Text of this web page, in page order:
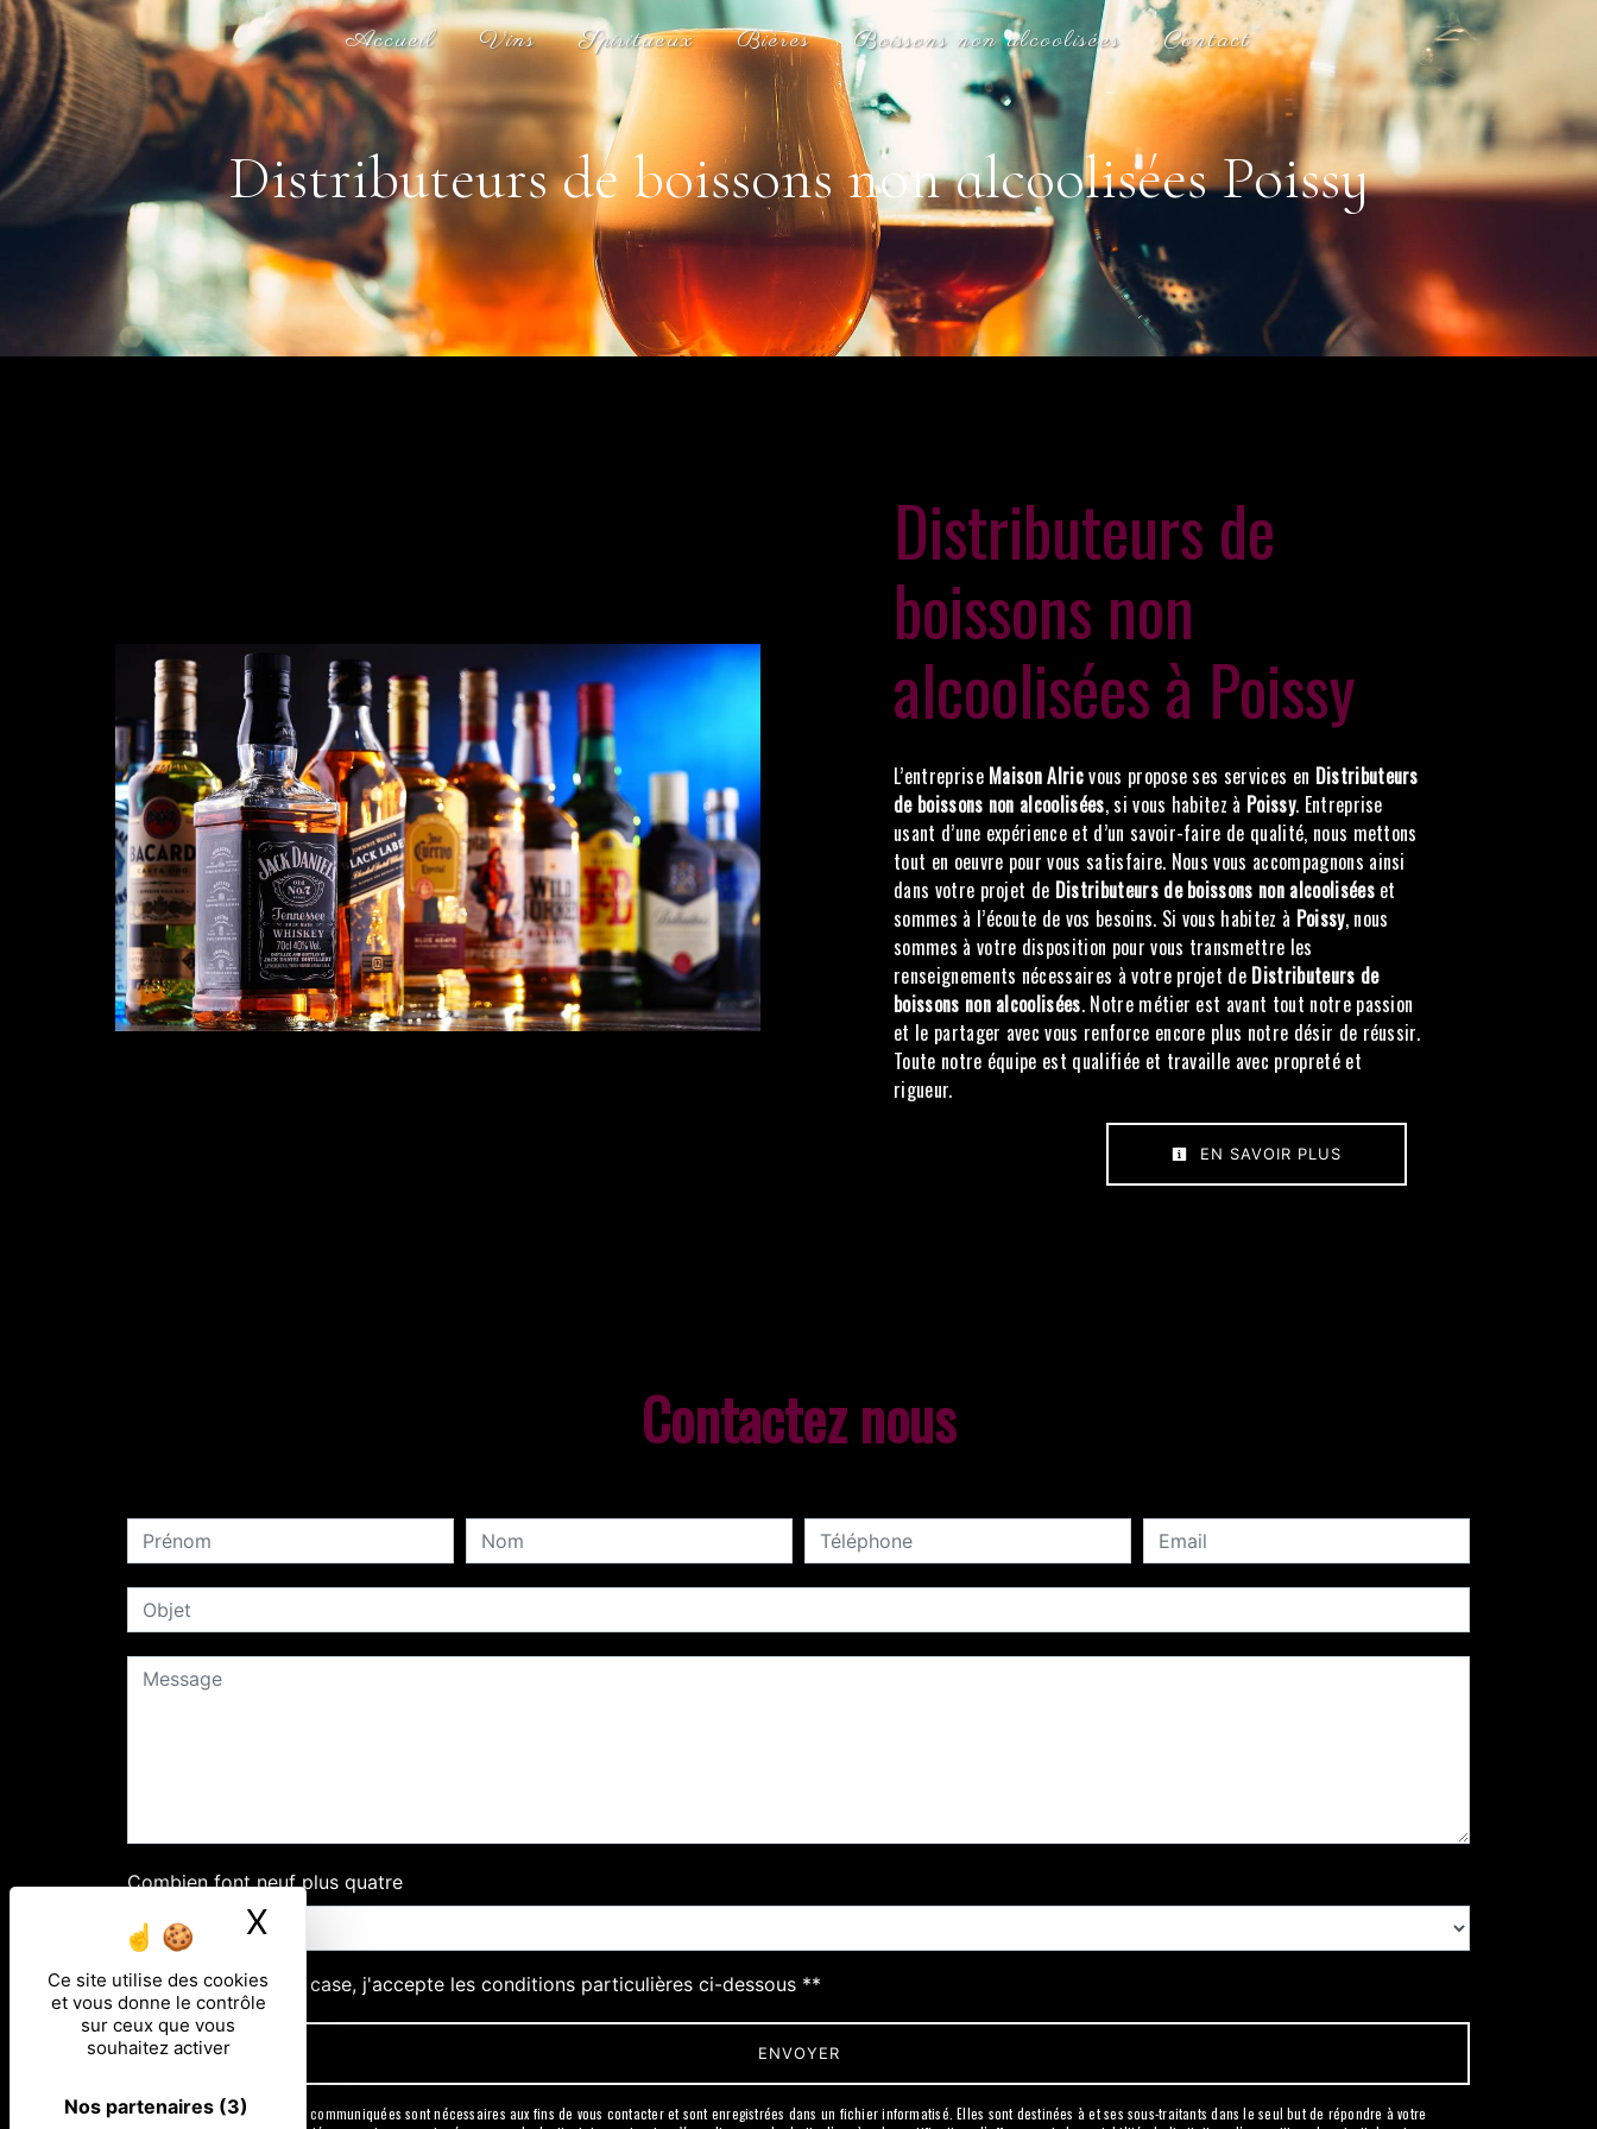
Panneau de gestion des cookies
Ce site utilise des cookies
et vous donne le contrôle
sur ceux que vous
souhaitez activer
Nos partenaires (3)
X
Accueil Vins Spiritueux Bières Boissons non alcoolisées Contact
Distributeurs de boissons non alcoolisées Poissy
Distributeurs de
boissons non
alcoolisées à Poissy
L’entreprise Maison Alricvous propose ses services en Distributeurs
de boissons non alcoolisées, si vous habitez à Poissy. Entreprise
usant d’une expérience et d’un savoir-faire de qualité, nous mettons
tout en oeuvre pour vous satisfaire. Nous vous accompagnons ainsi
dans votre projet de Distributeurs de boissons non alcooliséeset
sommes à l’écoute de vos besoins. Si vous habitez à Poissy, nous
sommes à votre disposition pour vous transmettre les
renseignements nécessaires à votre projet de Distributeurs de
boissons non alcoolisées. Notre métier est avant tout notre passion
et le partager avec vous renforce encore plus notre désir de réussir.
Toute notre équipe est qualifiée et travaille avec propreté et
rigueur.
EN SAVOIR PLUS
Contactez nous
Combien font neuf plus quatre
En cochant cette case, j'accepte les conditions particulières ci-dessous **
ENVOYER
** Les données personnelles communiquées sont nécessaires aux fins de vous contacter et sont enregistrées dans un fichier informatisé. Elles sont destinées à et ses sous-traitants dans le seul but de répondre à votre